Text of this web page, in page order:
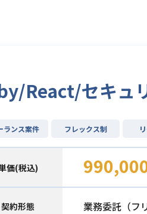
React/セキュ
ランス案件 フレックス制
価(税込)
契約形態 業務委託（フ